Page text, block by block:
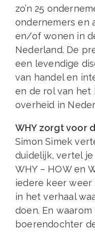
zo’n 25
ondernemers en
en/of wonen in
Nederland. De
een levendige
van handel en
en de rol van het
overheid in
WHY zorgt voor
Simon Simek
duidelijk, vertel
WHY – HOW en
iedere keer
in het verhaal
doen. En
boerendochter